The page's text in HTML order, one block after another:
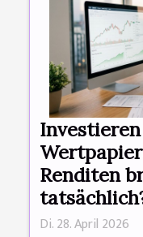
Renditen
Di. 28. April 2026